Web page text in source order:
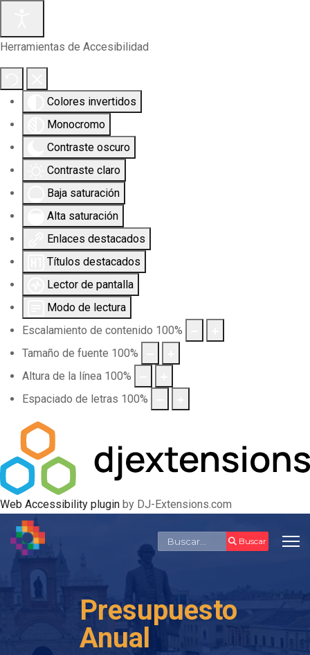
Herramientas de Accesibilidad
Colores invertidos
Monocromo
Contraste oscuro
Contraste claro
Baja saturación
Alta saturación
Enlaces destacados
Títulos destacados
Lector de pantalla
Modo de lectura
Escalamiento de contenido 100%
Tamaño de fuente 100%
Altura de la línea 100%
Espaciado de letras 100%
Web Accessibility plugin by DJ-Extensions.com
Buscar Buscar
Presupuesto
Anual